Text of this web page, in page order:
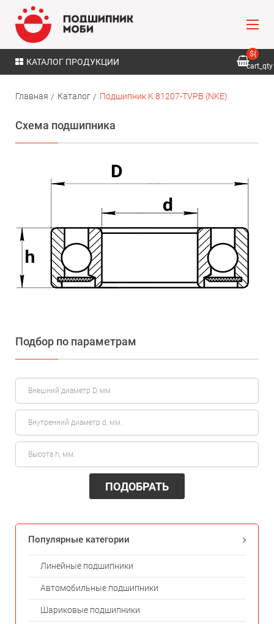
КАТАЛОГ ПРОДУКЦИИ
${
cart_qty
Главная Каталог Подшипник K 81207-TVPB (NKE)
Схема подшипника
Подбор по параметрам
ПОДОБРАТЬ
Популярные категории
Линейные подшипники
Автомобильные подшипники
Шариковые подшипники